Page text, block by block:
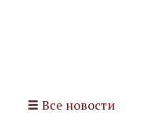
Все новости